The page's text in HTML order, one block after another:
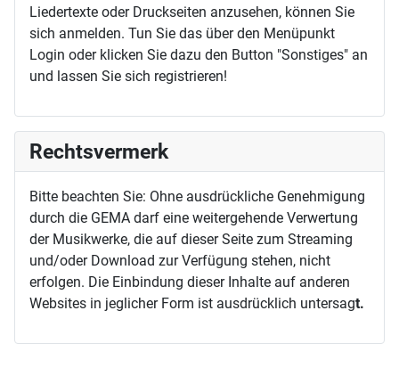
Liedertexte oder Druckseiten anzusehen, können Sie
sich anmelden. Tun Sie das über den Menüpunkt
Login oder klicken Sie dazu den Button "Sonstiges" an
und lassen Sie sich registrieren!
Rechtsvermerk
Bitte beachten Sie: Ohne ausdrückliche Genehmigung
durch die GEMA darf eine weitergehende Verwertung
der Musikwerke, die auf dieser Seite zum Streaming
und/oder Download zur Verfügung stehen, nicht
erfolgen. Die Einbindung dieser Inhalte auf anderen
Websites in jeglicher Form ist ausdrücklich untersagt.